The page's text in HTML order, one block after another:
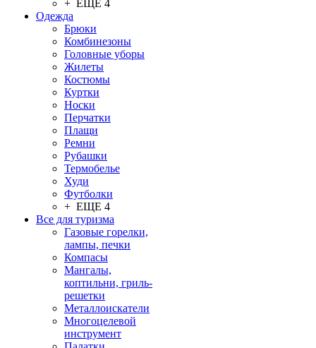
+ ЕЩЕ 4
Одежда
Брюки
Комбинезоны
Головные уборы
Жилеты
Костюмы
Куртки
Носки
Перчатки
Плащи
Ремни
Рубашки
Термобелье
Худи
Футболки
+ ЕЩЕ 4
Все для туризма
Газовые горелки,
лампы, печки
Компасы
Мангалы,
коптильни, гриль-
решетки
Металлоискатели
Многоцелевой
инструмент